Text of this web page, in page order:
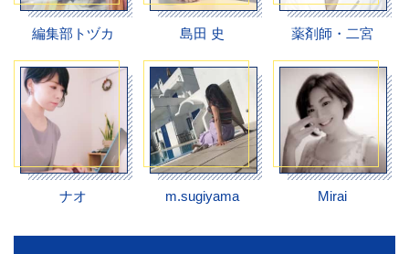
編集部トヅカ 島田 史 薬剤師・二宮
ナオ m.sugiyama Mirai